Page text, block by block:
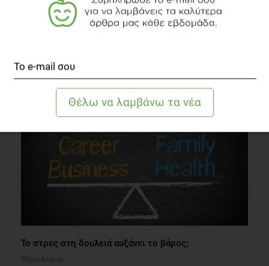
TOPICS
ΚΑΜΠΑΝΙΕΣ ΑΣΦΑΛΕΙΑ ΤΡΟΦΙΜΩΝ
ΔΙΑΒΑΣΤΕ ΑΚΟΜΗ
Το στρες στη δουλειά αυξάνει το βάρος;
Ψυχολογία